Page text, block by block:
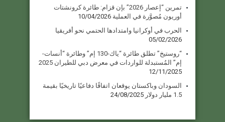
تمرين “إعصار 2026” بإن قزام: طائرة كرونشتات
أوريون مُصوَّرة في العملية 10/04/2026
الحرب في أوكرانيا وامتدادها الحتمي نحو أفريقيا
05/02/2026
“روستيخ” تطلق طائرة “ياك-130 إم” وطائرة “أنسات-
إم” المُستبدلة للواردات في معرض دبي للطيران 2025
12/11/2025
السودان وباكستان يوقعان اتفاقًا دفاعيًا تاريخيًا بقيمة
1.5 مليار دولار
24/08/2025